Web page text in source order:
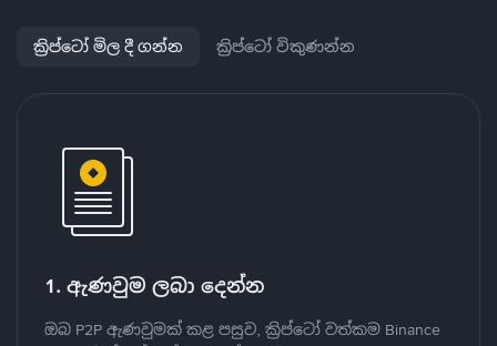
ක්‍රිප්ටෝ මිල දී ගන්න ක්‍රිප්ටෝ විකුණන්න
1. ඇණවුම ලබා දෙන්න
ඔබ P2P ඇණවුමක් කළ පසුව, ක්‍රිප්ටෝ වත්කම Binance